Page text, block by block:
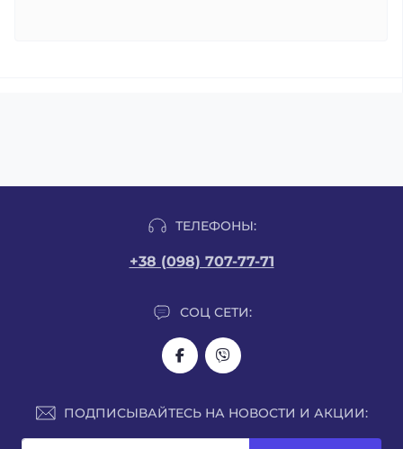
ТЕЛЕФОНЫ:
+38 (098) 707-77-71
СОЦ СЕТИ:
ПОДПИСЫВАЙТЕСЬ НА НОВОСТИ И АКЦИИ: